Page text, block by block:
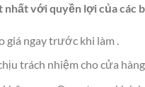
nhất với quyền lợi của các
ngay trước khi làm .
trách nhiệm cho cửa